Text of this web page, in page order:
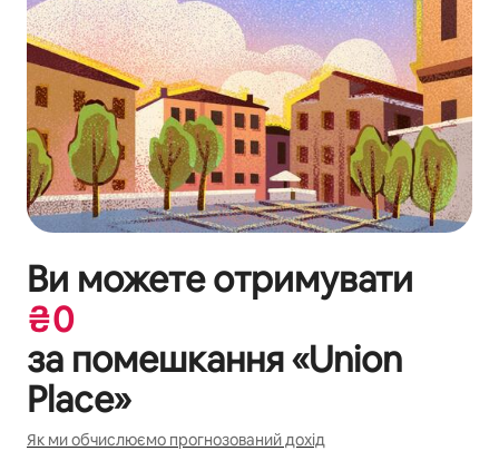
Ви можете отримувати
₴0
за помешкання «Union
Place»
Як ми обчислюємо прогнозований дохід